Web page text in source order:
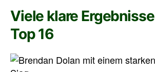
Viele klare
Top 16